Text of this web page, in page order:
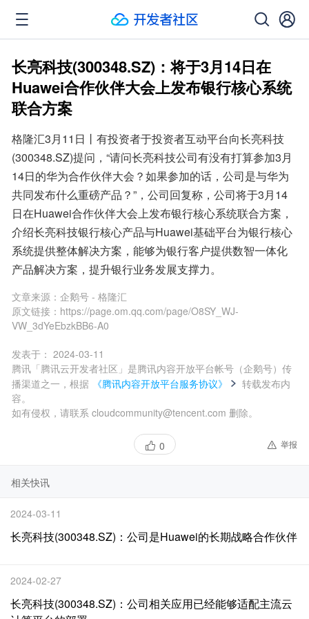
长亮科技(300348.SZ)：将于3月14日在
Huawei合作伙伴大会上发布银行核心系统
联合方案
格隆汇3月11日丨有投资者于投资者互动平台向长亮科技
(300348.SZ)提问，“请问长亮科技公司有没有打算参加3月
14日的华为合作伙伴大会？如果参加的话，公司是与华为
共同发布什么重磅产品？”，公司回复称，公司将于3月14
日在Huawei合作伙伴大会上发布银行核心系统联合方案，
介绍长亮科技银行核心产品与Huawei基础平台为银行核心
系统提供整体解决方案，能够为银行客户提供数智一体化
产品解决方案，提升银行业务发展支撑力。
文章来源： 企鹅号 - 格隆汇
原文链接： https://page.om.qq.com/page/O8SY_WJ-
VW_3dYeEbzkBB6-A0
发表于： 2024-03-11
腾讯「腾讯云开发者社区」是腾讯内容开放平台帐号（企鹅号）传
播渠道之一，根据
《腾讯内容开放平台服务协议》
转载发布内
容。
如有侵权，请联系 cloudcommunity@tencent.com 删除。
0 举报
相关快讯
2024-03-11
长亮科技(300348.SZ)：公司是Huawei的长期战略合作伙伴
2024-02-27
长亮科技(300348.SZ)：公司相关应用已经能够适配主流云